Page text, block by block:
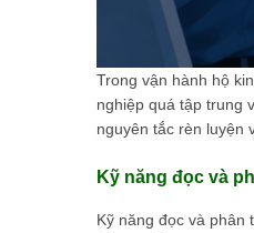
Trong vận hành hộ
nghiệp quá tập trung
nguyên tắc rèn luyện
Kỹ năng đọc và
Kỹ năng đọc và phân